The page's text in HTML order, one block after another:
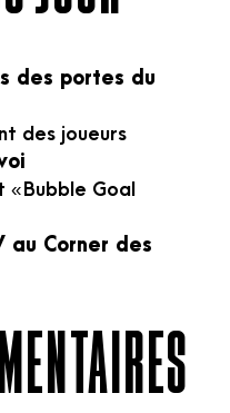
des portes du
des joueurs
Bubble Goal
au Corner des